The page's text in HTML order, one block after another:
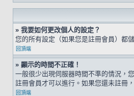
» 我要如何更改個人的設定？
您的所有設定（如果您是註冊會員）都
回頂端
» 顯示的時間不正確！
一般很少出現伺服器時間不準的情況，
註冊會員才可以進行。如果您還未註冊
回頂端